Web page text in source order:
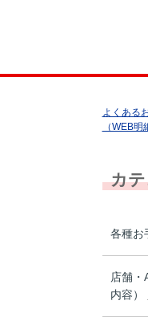
よくある
（WEB明
カ
各種お
店舗・
内容）